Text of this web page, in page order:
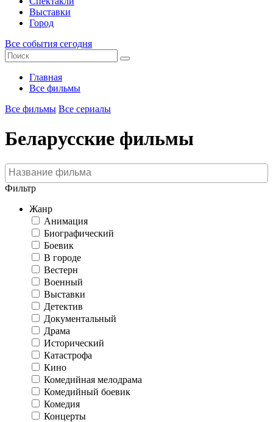
Выставки
Город
Все события сегодня
Главная
Все фильмы
Все фильмы Все сериалы
Беларусские фильмы
Фильтр
Жанр
Анимация
Биографический
Боевик
В городе
Вестерн
Военный
Выставки
Детектив
Документальный
Драма
Исторический
Катастрофа
Кино
Комедийная мелодрама
Комедийный боевик
Комедия
Концерты